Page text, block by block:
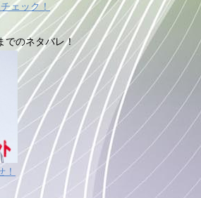
ェック！
のネタバレ！